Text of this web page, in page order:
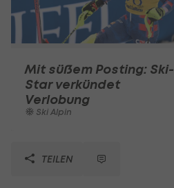
Mit süßem Posting: Ski-
Star verkündet
Verlobung
Ski Alpin
TEILEN